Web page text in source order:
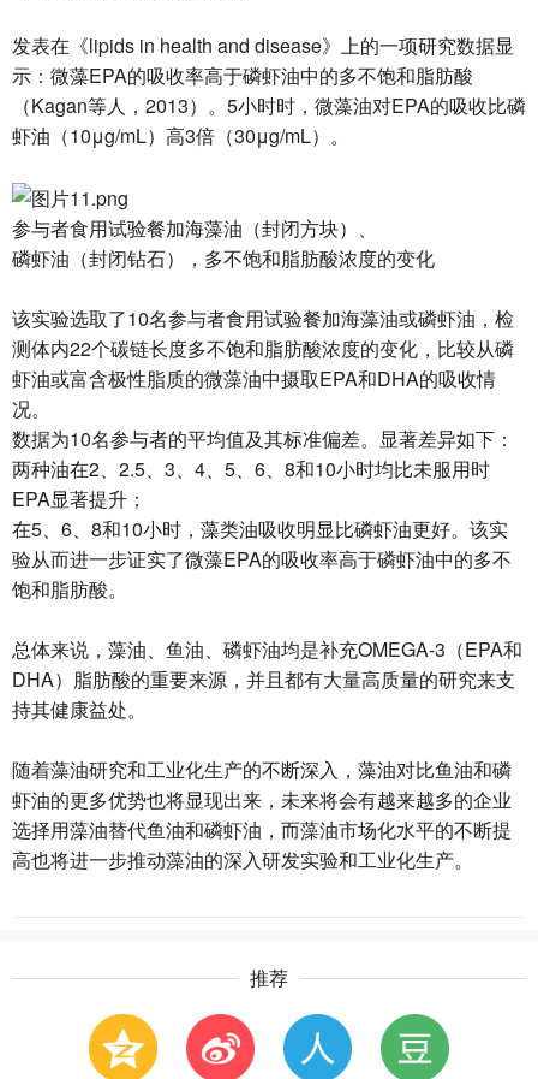
发表在《lipids in health and disease》上的一项研究数据显
示：微藻EPA的吸收率高于磷虾油中的多不饱和脂肪酸
（Kagan等人，2013）。5小时时，微藻油对EPA的吸收比磷
虾油（10μg/mL）高3倍（30μg/mL）。
参与者食用试验餐加海藻油（封闭方块）、
磷虾油（封闭钻石），多不饱和脂肪酸浓度的变化
该实验选取了10名参与者食用试验餐加海藻油或磷虾油，检
测体内22个碳链长度多不饱和脂肪酸浓度的变化，比较从磷
虾油或富含极性脂质的微藻油中摄取EPA和DHA的吸收情
况。
数据为10名参与者的平均值及其标准偏差。显著差异如下：
两种油在2、2.5、3、4、5、6、8和10小时均比未服用时
EPA显著提升；
在5、6、8和10小时，藻类油吸收明显比磷虾油更好。该实
验从而进一步证实了微藻EPA的吸收率高于磷虾油中的多不
饱和脂肪酸。
总体来说，藻油、鱼油、磷虾油均是补充OMEGA-3（EPA和
DHA）脂肪酸的重要来源，并且都有大量高质量的研究来支
持其健康益处。
随着藻油研究和工业化生产的不断深入，藻油对比鱼油和磷
虾油的更多优势也将显现出来，未来将会有越来越多的企业
选择用藻油替代鱼油和磷虾油，而藻油市场化水平的不断提
高也将进一步推动藻油的深入研发实验和工业化生产。
推荐